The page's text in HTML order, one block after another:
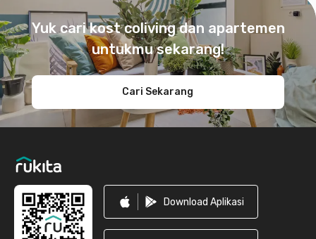
Yuk cari kost coliving dan apartemen
untukmu sekarang!
Cari Sekarang
Download Aplikasi